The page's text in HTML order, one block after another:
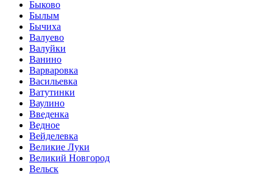
Быково
Былым
Бычиха
Валуево
Валуйки
Ванино
Варваровка
Васильевка
Ватутинки
Ваулино
Введенка
Ведное
Вейделевка
Великие Луки
Великий Новгород
Вельск